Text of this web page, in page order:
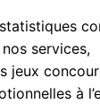
services,
jeux
à